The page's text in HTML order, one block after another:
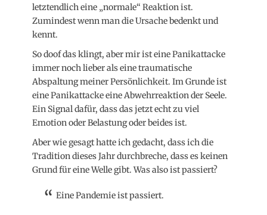
letztendlich eine „normale“ Reaktion ist.
Zumindest wenn man die Ursache bedenkt und
kennt.
So doof das klingt, aber mir ist eine Panikattacke
immer noch lieber als eine traumatische
Abspaltung meiner Persönlichkeit. Im Grunde ist
eine Panikattacke eine Abwehrreaktion der Seele.
Ein Signal dafür, dass das jetzt echt zu viel
Emotion oder Belastung oder beides ist.
Aber wie gesagt hatte ich gedacht, dass ich die
Tradition dieses Jahr durchbreche, dass es keinen
Grund für eine Welle gibt. Was also ist passiert?
Eine Pandemie ist passiert.